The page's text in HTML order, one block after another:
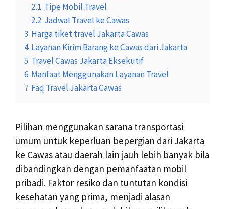
2.1 Tipe Mobil Travel
2.2 Jadwal Travel ke Cawas
3 Harga tiket travel Jakarta Cawas
4 Layanan Kirim Barang ke Cawas dari Jakarta
5 Travel Cawas Jakarta Eksekutif
6 Manfaat Menggunakan Layanan Travel
7 Faq Travel Jakarta Cawas
Pilihan menggunakan sarana transportasi
umum untuk keperluan bepergian dari Jakarta
ke Cawas atau daerah lain jauh lebih banyak bila
dibandingkan dengan pemanfaatan mobil
pribadi. Faktor resiko dan tuntutan kondisi
kesehatan yang prima, menjadi alasan